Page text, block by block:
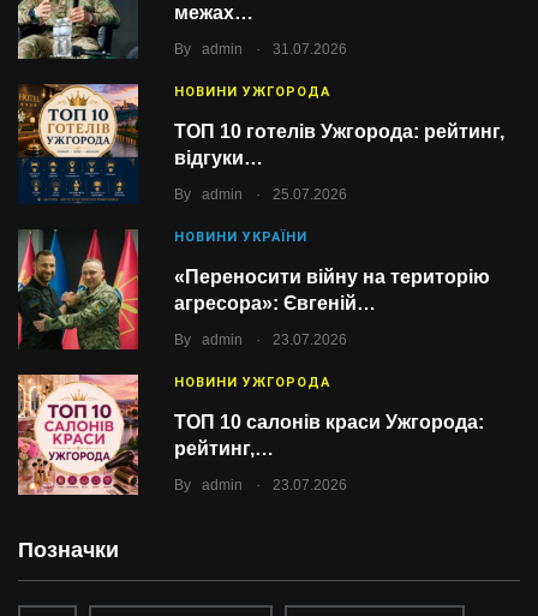
межах…
By admin . 31.07.2026
НОВИНИ УЖГОРОДА
ТОП 10 готелів Ужгорода: рейтинг,
відгуки…
By admin . 25.07.2026
НОВИНИ УКРАЇНИ
«Переносити війну на територію
агресора»: Євгеній…
By admin . 23.07.2026
НОВИНИ УЖГОРОДА
ТОП 10 салонів краси Ужгорода:
рейтинг,…
By admin . 23.07.2026
Позначки